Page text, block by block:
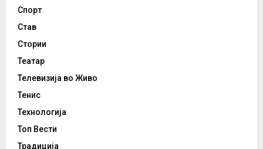
Спорт
Став
Стории
Театар
Телевизија во Живо
Тенис
Технологија
Топ Вести
Традиција